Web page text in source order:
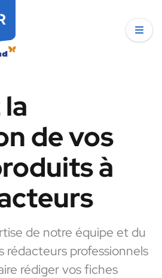
de vos
à
de notre équipe et du
rédacteurs professionnels
rédiger vos fiches